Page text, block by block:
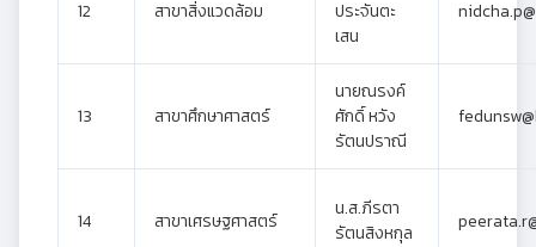
12 สาขาสิ่งแวดล้อม
ประจันตะ
เสน
13 สาขาศึกษาศาสตร์
นายณรงค์
ศักดิ์ หวัง
รัตนปราณี
14 สาขาเศรษฐศาสตร์
น.ส.ภีรตา
รัตนสิงหกุล